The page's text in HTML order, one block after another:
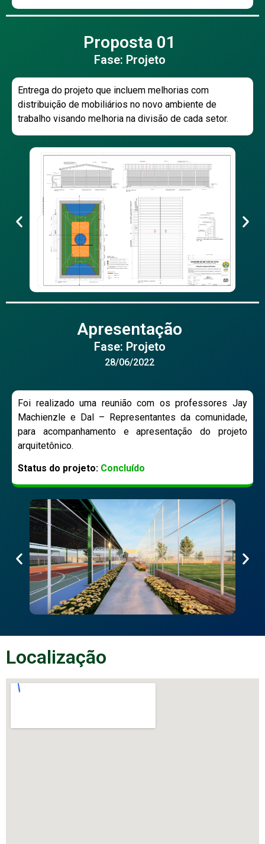
Proposta 01
Fase: Projeto
Entrega do projeto que incluem melhorias com
distribuição de mobiliários no novo ambiente de
trabalho visando melhoria na divisão de cada setor.
Apresentação
Fase: Projeto
28/06/2022
Foi realizado uma reunião com os professores Jay
Machienzle e Dal – Representantes da comunidade,
para acompanhamento e apresentação do projeto
arquitetônico.
Status do projeto: Concluído
Localização